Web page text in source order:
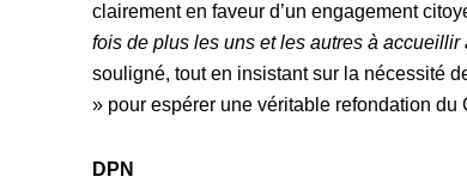
clairement en faveur d’un engagement
fois de plus les uns et les autres à
souligné, tout en insistant sur la nécessité
» pour espérer une véritable refondation du
DPN